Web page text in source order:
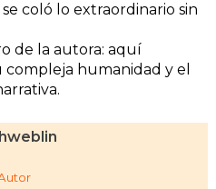
coló lo extraordinario sin
de la autora: aquí
humanidad y el